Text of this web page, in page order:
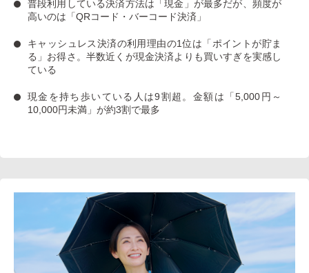
普段利用している決済方法は「現金」 が最多だが、 頻度が
高いのは「QRコード・バーコード決済」
キャッシュレス決済の利用理由の1位は「ポイントが貯ま
る」お得さ。 半数近くが現金決済よりも買いすぎを実感し
ている
現金を持ち歩いている人は9割超 。金額は「5,000円～
10,000円未満」が約3割で最多